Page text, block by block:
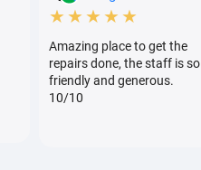
★★★★★
Amazing place to get the
repairs done, the staff is so
friendly and generous.
10/10